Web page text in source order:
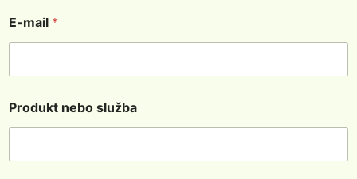
E-mail *
Produkt nebo služba